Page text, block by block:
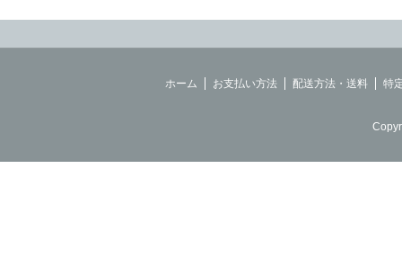
ホーム お支払い方法 配送方法・送料 特